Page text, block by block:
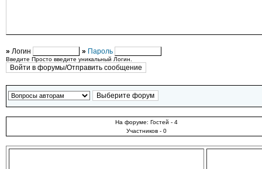
» Логин » Пароль
Введите Просто введите уникальный Логин.
На форуме: Гостей - 4
Участников - 0